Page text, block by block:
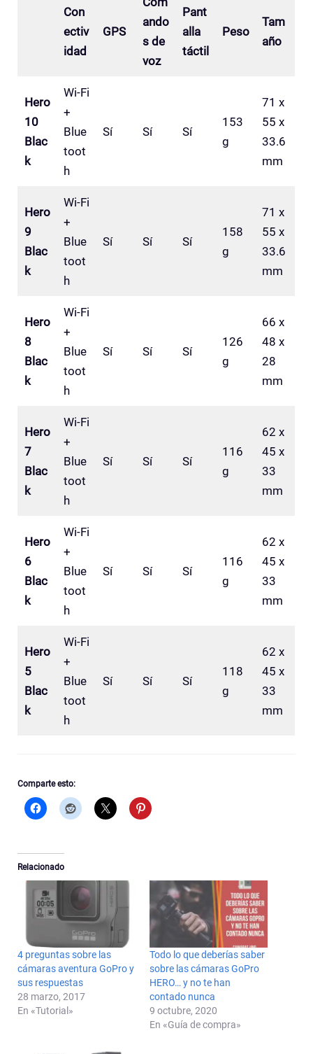
Con
ectiv
idad
GPS
ando
s de
voz
Pant
alla
táctil
Peso
Tam
año
Hero
10
Blac
k
Wi-Fi
+
Blue
toot
h
Sí Sí Sí
153
g
71 x
55 x
33.6
mm
Hero
9
Blac
k
Wi-Fi
+
Blue
toot
h
Sí Sí Sí
158
g
71 x
55 x
33.6
mm
Hero
8
Blac
k
Wi-Fi
+
Blue
toot
h
Sí Sí Sí
126
g
66 x
48 x
28
mm
Hero
7
Blac
k
Wi-Fi
+
Blue
toot
h
Sí Sí Sí
116
g
62 x
45 x
33
mm
Hero
6
Blac
k
Wi-Fi
+
Blue
toot
h
Sí Sí Sí
116
g
62 x
45 x
33
mm
Hero
5
Blac
k
Wi-Fi
+
Blue
toot
h
Sí Sí Sí
118
g
62 x
45 x
33
mm
Comparte esto:
Relacionado
4 preguntas sobre las
cámaras aventura GoPro y
sus respuestas
28 marzo, 2017
En «Tutorial»
Todo lo que deberías saber
sobre las cámaras GoPro
HERO… y no te han
contado nunca
9 octubre, 2020
En «Guía de compra»